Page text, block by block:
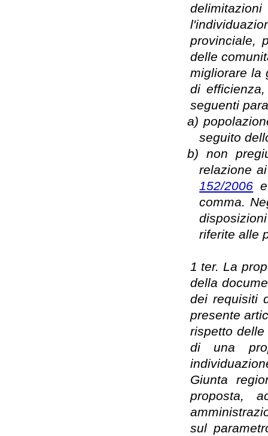
provinciale,
delle
migliorare la
di
seguenti
a)
seguito
b) non
relazione
152/2006
comma.
riferite alle
1 ter. La
della
dei requisiti
presente
rispetto
di una
Giunta
proposta,
sul